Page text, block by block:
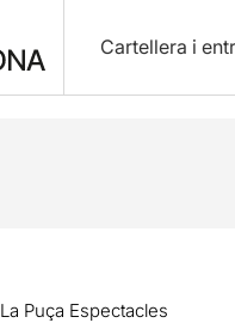
Cartellera i
La Puça Espectacles